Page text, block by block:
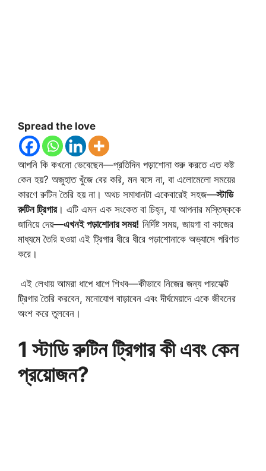
Spread the love
আপনি কি কখনো ভেবেছেন—প্রতিদিন পড়াশোনা শুরু করতে এত কষ্ট
কেন হয়? অজুহাত খুঁজে বের করি, মন বসে না, বা এলোমেলো সময়ের
কারণে রুটিন তৈরি হয় না। অথচ সমাধানটা একেবারেই সহজ—স্টাডি
রুটিন ট্রিগার। এটি এমন এক সংকেত বা চিহ্ন, যা আপনার মস্তিষ্ককে
জানিয়ে দেয়—এখনই পড়াশোনার সময়! নির্দিষ্ট সময়, জায়গা বা কাজের
মাধ্যমে তৈরি হওয়া এই ট্রিগার ধীরে ধীরে পড়াশোনাকে অভ্যাসে পরিণত
করে।
এই লেখায় আমরা ধাপে ধাপে শিখব—কীভাবে নিজের জন্য পারফেক্ট
ট্রিগার তৈরি করবেন, মনোযোগ বাড়াবেন এবং দীর্ঘমেয়াদে একে জীবনের
অংশ করে তুলবেন।
1স্টাডি রুটিন ট্রিগার কী এবং কেন
প্রয়োজন?